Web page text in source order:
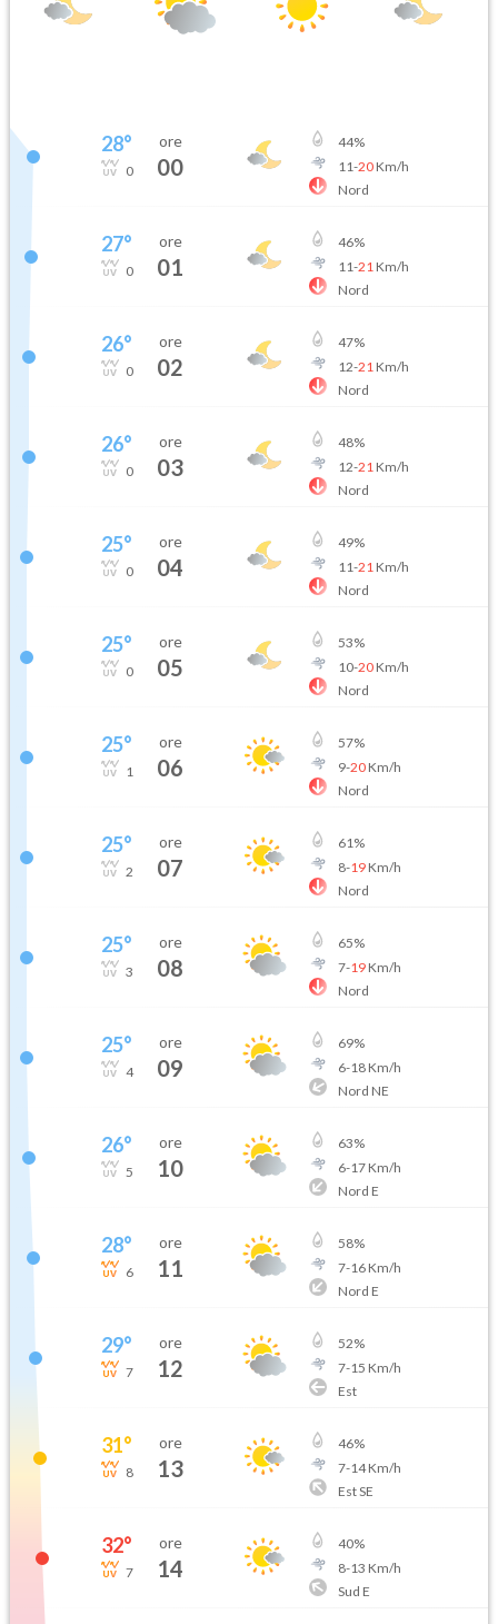
28°
0
ore
00
44%
11-20Km/h
Nord
27°
0
ore
01
46%
11-21 Km/h
Nord
26°
0
ore
02
47%
12-21 Km/h
Nord
26°
0
ore
03
48%
12-21 Km/h
Nord
25°
0
ore
04
49%
11-21 Km/h
Nord
25°
0
ore
05
53%
10-20Km/h
Nord
25°
1
ore
06
57%
9-20Km/h
Nord
25°
2
ore
07
61%
8-19Km/h
Nord
25°
3
ore
08
65%
7-19Km/h
Nord
25°
4
ore
09
69%
6-18Km/h
Nord NE
26°
5
ore
10
63%
6-17Km/h
Nord E
28°
6
ore
11
58%
7-16Km/h
Nord E
29°
7
ore
12
52%
7-15 Km/h
Est
31°
8
ore
13
46%
7-14Km/h
Est SE
32°
7
ore
14
40%
8-13 Km/h
Sud E